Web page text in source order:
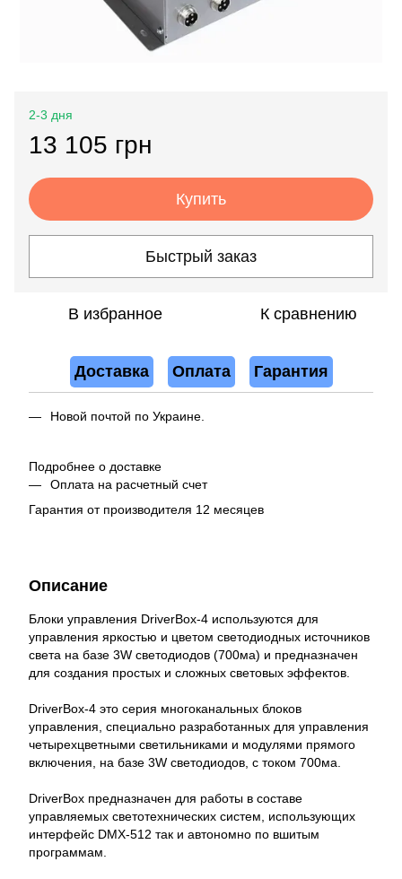
2-3 дня
13 105 грн
Купить
Быстрый заказ
В избранное К сравнению
Доставка Оплата Гарантия
Новой почтой по Украине.
Подробнее о доставке
Оплата на расчетный счет
Гарантия от производителя 12 месяцев
Описание
Блоки управления DriverBox-4 используются для
управления яркостью и цветом светодиодных источников
света на базе 3W светодиодов (700ма) и предназначен
для создания простых и сложных световых эффектов.
DriverBox-4 это серия многоканальных блоков
управления, специально разработанных для управления
четырехцветными светильниками и модулями прямого
включения, на базе 3W светодиодов, с током 700ма.
DriverBox предназначен для работы в составе
управляемых светотехнических систем, использующих
интерфейс DMX-512 так и автономно по вшитым
программам.